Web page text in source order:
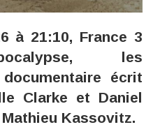
à 21:10, France 3
les
écrit
Clarke et Daniel
Kassovitz.